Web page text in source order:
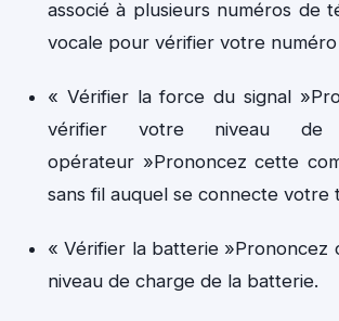
associé à plusieurs numéros de
vocale pour vérifier votre
« Vérifier la force du signal
vérifier votre niveau de
opérateur »Prononcez cette
sans fil auquel se connecte votre
« Vérifier la batterie
niveau de charge de la batterie.